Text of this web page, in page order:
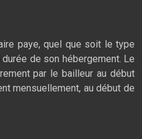
paye, quel que soit le type
de son hébergement. Le
par le bailleur au début
mensuellement, au début de